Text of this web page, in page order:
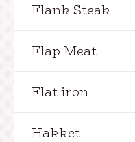
Flank Steak
Flap Meat
Flat iron
Hakket